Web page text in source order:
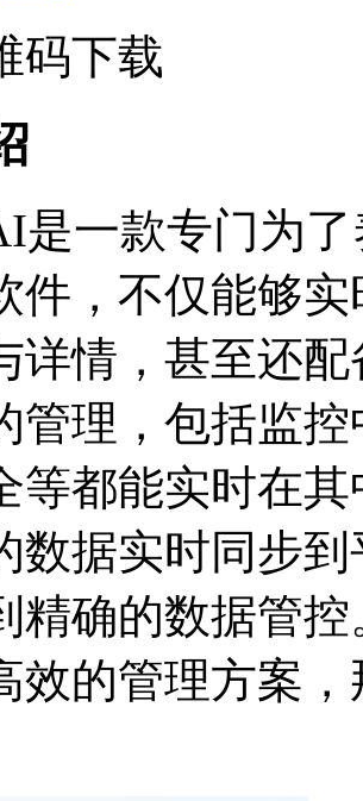
码下载
是一款专门为
件，不仅能够
详情，甚至还
管理，包括监
等都能实时在
数据实时同步
精确的数据管
效的管理方案